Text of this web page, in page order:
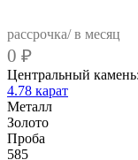
рассрочка/ в месяц
0 ₽
Центральный камень:
4.78 карат
Металл
Золото
Проба
585